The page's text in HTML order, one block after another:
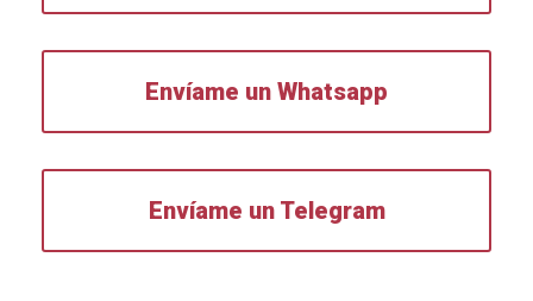
Envíame un Whatsapp
Envíame un Telegram